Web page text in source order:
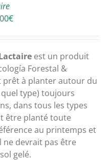
€Plage
30,00€
à
300,00€
est un produit
Forestal &
prêt à planter autour du
type) toujours
dans tous les types
être planté toute
au printemps et
ne devrait pas être
gelé.